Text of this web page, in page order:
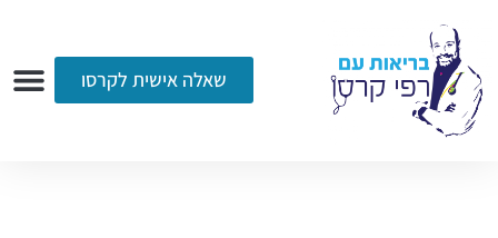
שאלה אישית לקרסו